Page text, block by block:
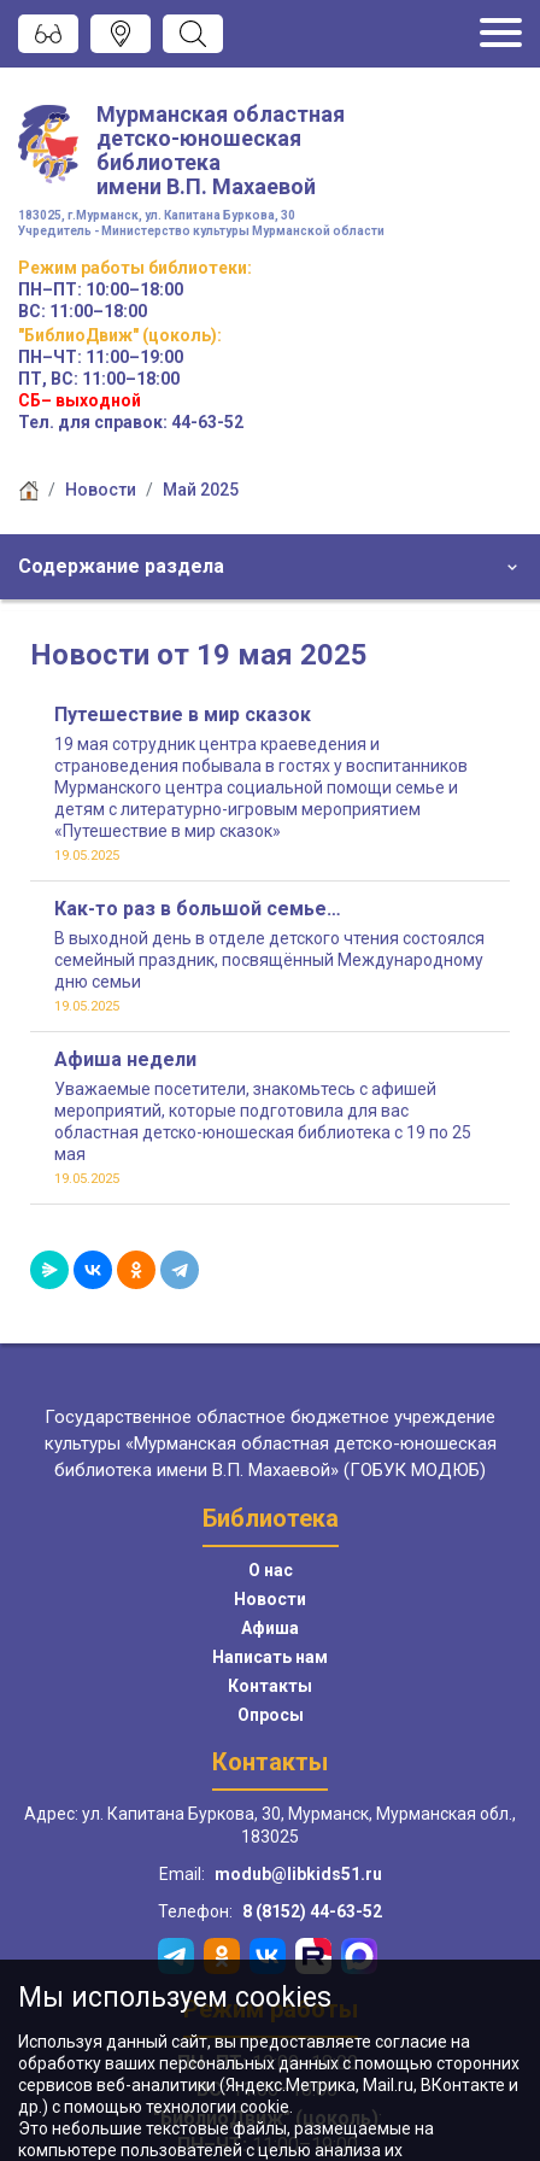
Мурманская областная
детско-юношеская
библиотека
имени В.П. Махаевой
183025, г.Мурманск, ул. Капитана Буркова, 30
Учредитель - Министерство культуры Мурманской области
Режим работы библиотеки:
ПН–ПТ: 10:00–18:00
ВС: 11:00–18:00
"БиблиоДвиж" (цоколь):
ПН–ЧТ: 11:00–19:00
ПТ, ВС: 11:00–18:00
СБ– выходной
Тел. для справок: 44-63-52
Новости Май 2025
Содержание раздела
Новости от 19 мая 2025
Путешествие в мир сказок
19 мая сотрудник центра краеведения и
страноведения побывала в гостях у воспитанников
Мурманского центра социальной помощи семье и
детям с литературно-игровым мероприятием
«Путешествие в мир сказок»
19.05.2025
Как-то раз в большой семье…
В выходной день в отделе детского чтения состоялся
семейный праздник, посвящённый Международному
дню семьи
19.05.2025
Афиша недели
Уважаемые посетители, знакомьтесь с афишей
мероприятий, которые подготовила для вас
областная детско-юношеская библиотека с 19 по 25
мая
19.05.2025
Государственное областное бюджетное учреждение
культуры «Мурманская областная детско-юношеская
библиотека имени В.П. Махаевой» (ГОБУК МОДЮБ)
Библиотека
О нас
Новости
Афиша
Написать нам
Контакты
Опросы
Контакты
Адрес: ул. Капитана Буркова, 30, Мурманск, Мурманская обл.,
183025
Email:
modub@libkids51.ru
Телефон:
8 (8152) 44-63-52
Режим работы
ПН–ПТ:10:00–18:00
ВС:11:00–18:00
"БиблиоДвиж" (цоколь):
ПН–ЧТ:11:00–19:00
Мы используем cookies
Используя данный сайт, вы предоставляете согласие на
обработку ваших персональных данных с помощью сторонних
сервисов веб-аналитики (Яндекс.Метрика, Mail.ru, ВКонтакте и
др.) с помощью технологии cookie.
Это небольшие текстовые файлы, размещаемые на
компьютере пользователей с целью анализа их